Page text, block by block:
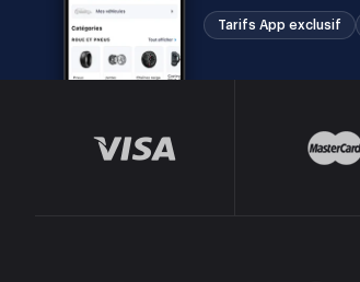
Tarifs App exclusif